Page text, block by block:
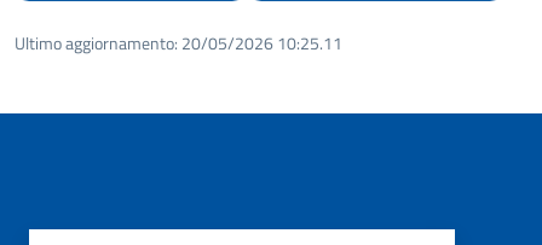
Ultimo aggiornamento: 20/05/2026 10:25.11